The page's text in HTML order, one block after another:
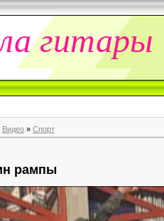
гитары
Видео » Спорт
рампы